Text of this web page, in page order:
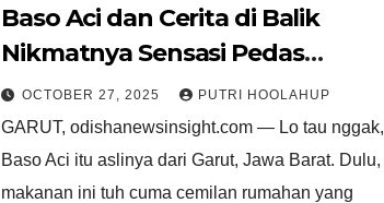
Baso Aci dan Cerita di Balik
Nikmatnya Sensasi Pedas
Menggoda
OCTOBER 27, 2025 PUTRI HOOLAHUP
GARUT, odishanewsinsight.com — Lo tau nggak,
Baso Aci itu aslinya dari Garut, Jawa Barat. Dulu,
makanan ini tuh cuma cemilan rumahan yang